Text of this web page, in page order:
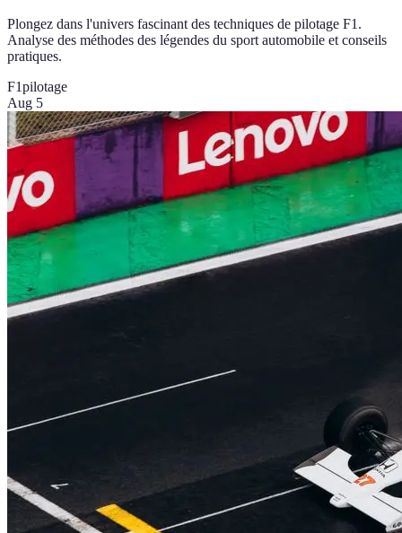
Plongez dans l'univers fascinant des techniques de pilotage F1.
Analyse des méthodes des légendes du sport automobile et conseils
pratiques.
F1pilotage
Aug 5